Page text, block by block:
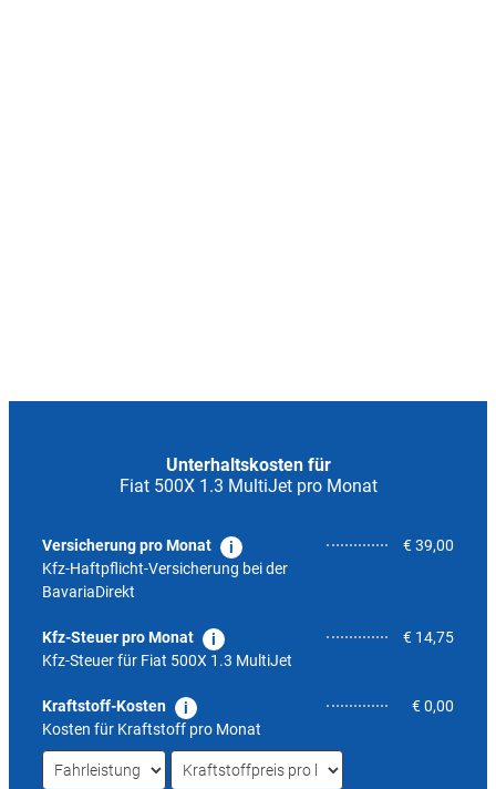
Unterhaltskosten für
Fiat 500X 1.3 MultiJet pro Monat
Versicherung pro Monat
Kfz-Haftpflicht-Versicherung bei der
BavariaDirekt
€ 39,00
Kfz-Steuer pro Monat
Kfz-Steuer für Fiat 500X 1.3 MultiJet
€ 14,75
Kraftstoff-Kosten
Kosten für Kraftstoff pro Monat
€ 0,00